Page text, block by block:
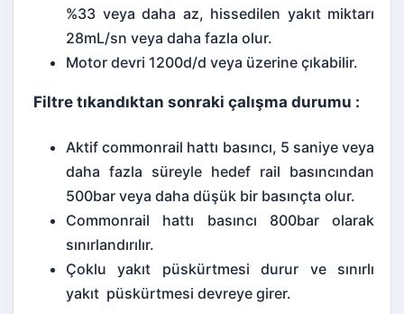
%33 veya daha az, hissedilen yakıt miktarı
28mL/sn veya daha fazla olur.
Motor devri 1200d/d veya üzerine çıkabilir.
Filtre tıkandıktan sonraki çalışma durumu :
Aktif commonrail hattı basıncı, 5 saniye veya
daha fazla süreyle hedef rail basıncından
500bar veya daha düşük bir basınçta olur.
Commonrail hattı basıncı 800bar olarak
sınırlandırılır.
Çoklu yakıt püskürtmesi durur ve sınırlı
yakıt püskürtmesi devreye girer.